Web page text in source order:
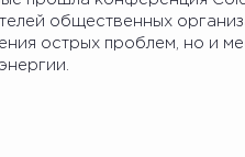
общественных
острых проблем, но и